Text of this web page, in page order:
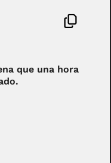
que una hora